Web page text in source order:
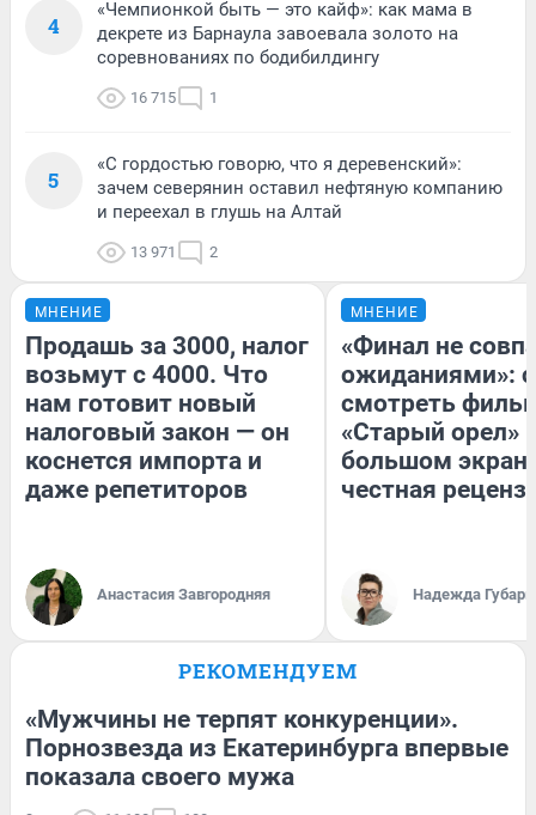
4
«Чемпионкой быть — это кайф»: как мама в
декрете из Барнаула завоевала золото на
соревнованиях по бодибилдингу
16 715 1
5
«С гордостью говорю, что я деревенский»:
зачем северянин оставил нефтяную компанию
и переехал в глушь на Алтай
13 971 2
МНЕНИЕ
Продашь за 3000, налог
возьмут с 4000. Что
нам готовит новый
налоговый закон — он
коснется импорта и
даже репетиторов
Анастасия Завгородняя
МНЕНИЕ
«Финал не
ожиданиями»:
смотреть
«Старый орел»
большом
честная
Надежда Губарь
РЕКОМЕНДУЕМ
«Мужчины не терпят конкуренции».
Порнозвезда из Екатеринбурга впервые
показала своего мужа